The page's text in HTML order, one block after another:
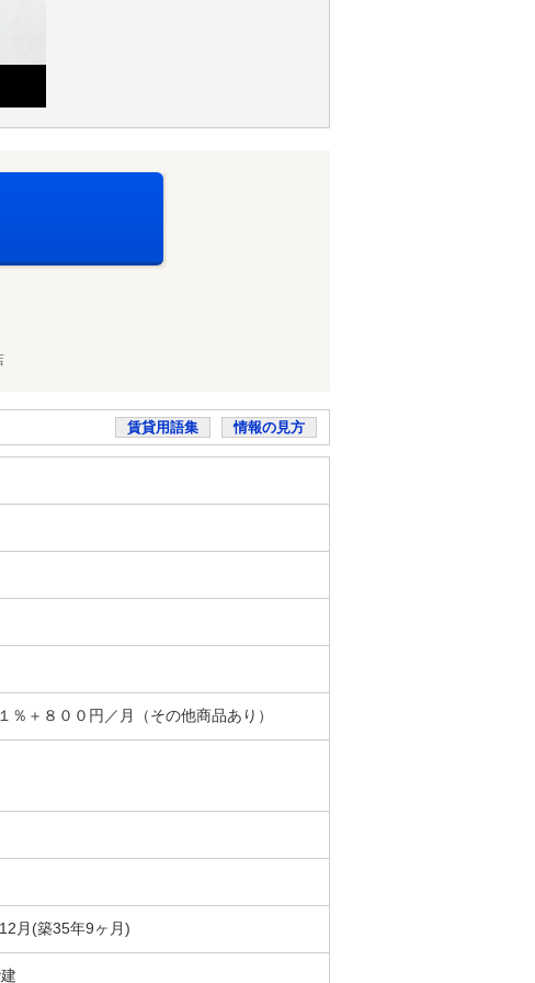
賃貸用語集 情報の見方
＋８００円／月（その他商品あり）
月(築35年9ヶ月)